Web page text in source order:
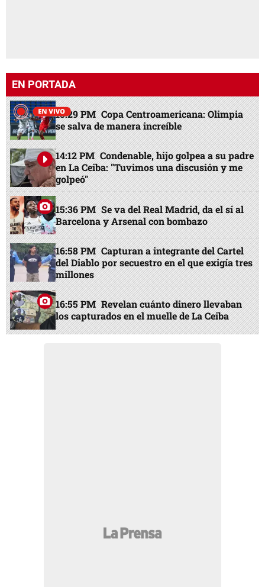
EN PORTADA
13:29 PM Copa Centroamericana: Olimpia
se salva de manera increíble
14:12 PM Condenable, hijo golpea a su padre
en La Ceiba: "Tuvimos una discusión y me
golpeó"
15:36 PM Se va del Real Madrid, da el sí al
Barcelona y Arsenal con bombazo
16:58 PM Capturan a integrante del Cartel
del Diablo por secuestro en el que exigía tres
millones
16:55 PM Revelan cuánto dinero llevaban
los capturados en el muelle de La Ceiba